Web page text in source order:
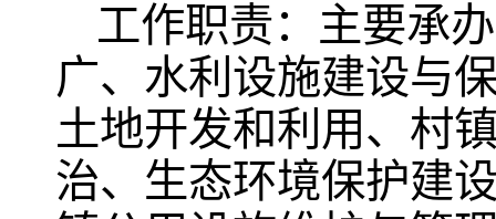
工作职责：主要承
广、水利设施建设与
土地开发和利用、村
治、生态环境保护建